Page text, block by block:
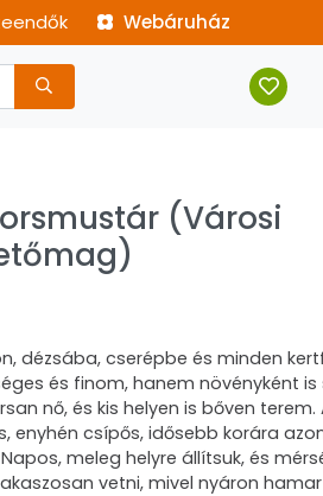
Webáruház
(Városi
dézsába, cserépbe és minden
és finom, hanem növényként is
nő, és kis helyen is bőven terem.
enyhén csípős, idősebb korára
meleg helyre állítsuk, és
vetni, mivel nyáron